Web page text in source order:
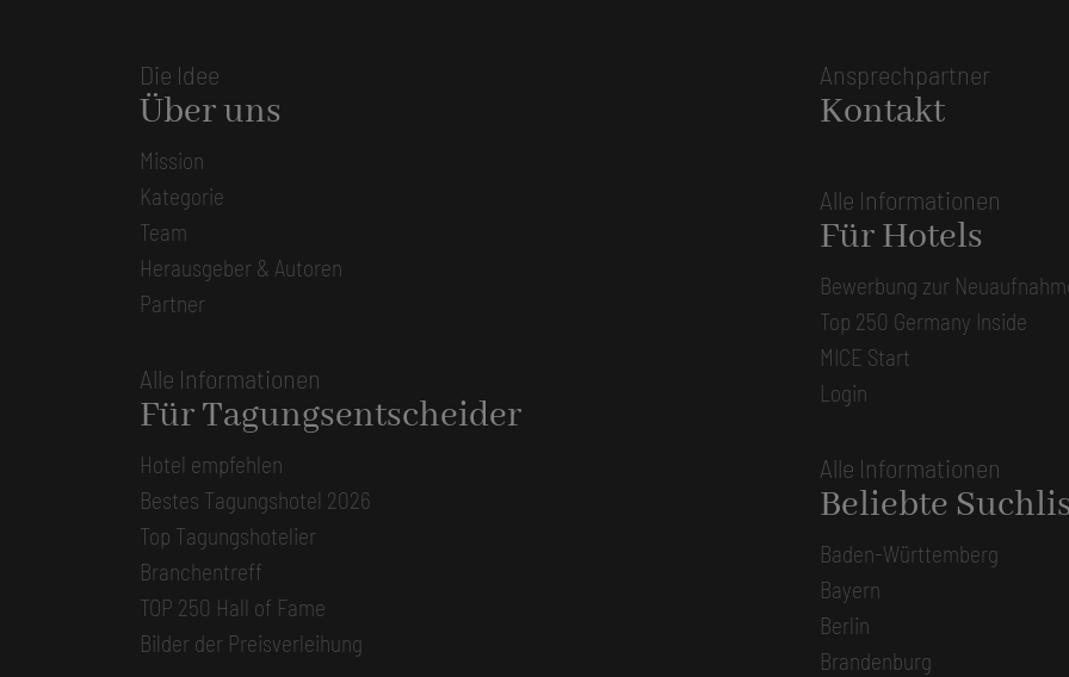
Die Idee
Über uns
Mission
Kategorie
Team
Herausgeber & Autoren
Partner
Alle Informationen
Für Tagungsentscheider
Hotel empfehlen
Bestes Tagungshotel 2026
Top Tagungshotelier
Branchentreff
TOP 250 Hall of Fame
Bilder der Preisverleihung
Ansprechpartner
Kontakt
Alle Informationen
Für Hotels
Bewerbung zur
Top 250 Germany Inside
MICE Start
Login
Alle Informationen
Beliebte
Baden-Württemberg
Bayern
Berlin
Brandenburg